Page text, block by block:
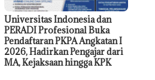
Universitas Indonesia dan
PERADI Profesional Buka
Pendaftaran PKPA Angkatan I
2026, Hadirkan Pengajar dari
MA, Kejaksaan hingga KPK